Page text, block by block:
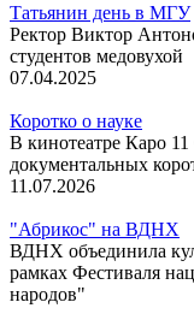
Татьянин день в МГУ
Ректор Виктор
студентов медовухой
07.04.2025
Коротко о науке
В кинотеатре Каро
документальных
11.07.2026
"Абрикос" на ВДНХ
ВДНХ объединила
рамках Фестиваля
народов"